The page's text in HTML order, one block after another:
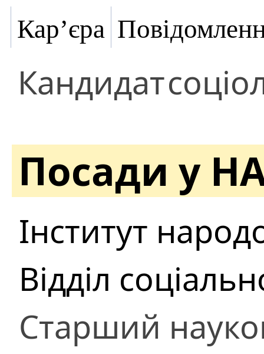
Кар’єра
Кандидат
Посади у
Інститут
Відділ
Старший